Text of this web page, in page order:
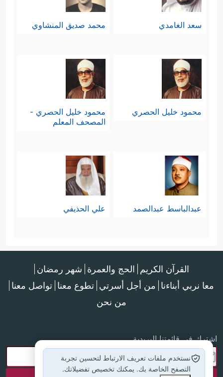
سعد الغامدي محمد صديق المنشاوي
محمود خليل الحصري
محمود خليل الحصري -
المصحف المعلم
عبدالباسط عبدالصمد علي الحذيفي
القرآن الكريم الحج والعمرة شهر رمضان
معا نربي أبناءنا من أجل أسرتي تطوع معنا تواصل معنا
من نحن
اشترك في قائمتنا البريدية
نستخدم ملفات تعريف الارتباط لتحسين تجربة
التصفح الخاصة بك. يمكنك تخصيص تفضيلاتك.